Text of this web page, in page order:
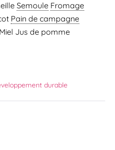
Semoule Fromage
Pain de campagne
Miel Jus de pomme
durable